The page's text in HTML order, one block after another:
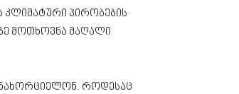
პირობების
მოთხოვნა მაღალი
როდესაც